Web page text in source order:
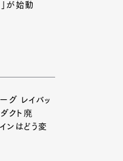
が始動
グ レイバッ
クト廃
ンはどう変